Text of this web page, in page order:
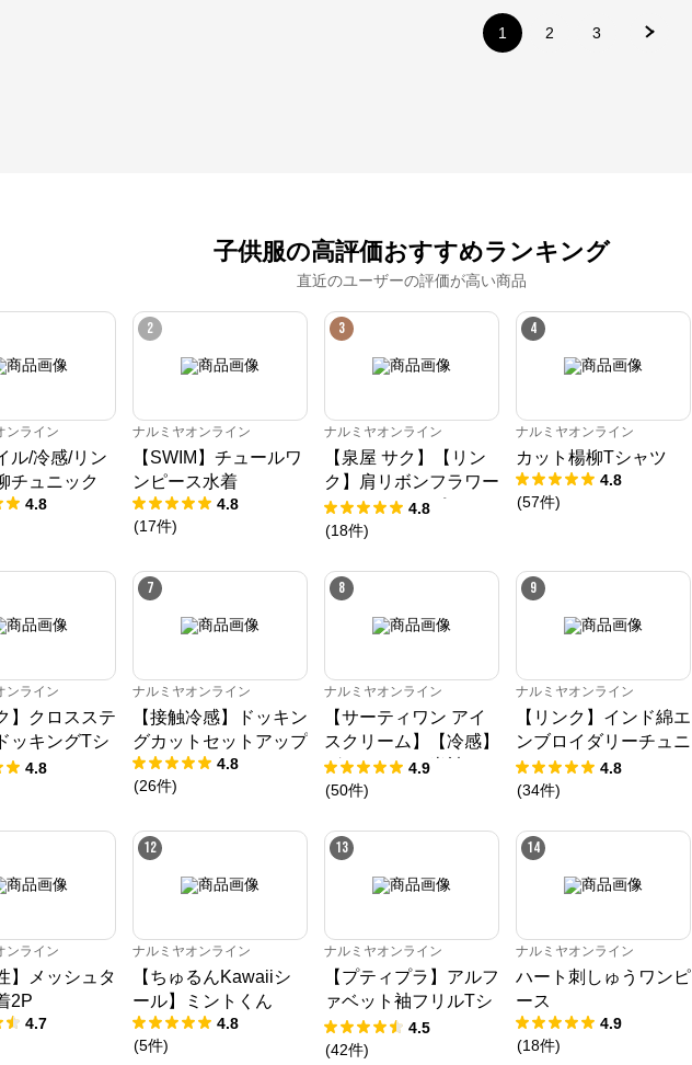
1 2 3
子供服の高評価おすすめランキング
直近のユーザーの評価が高い商品
ンライン
ル/冷感/リン
チュニック
4.8
2
ナルミヤオンライン
【SWIM】チュールワ
ンピース水着
4.8
(17件)
3
ナルミヤオンライン
【泉屋 サク】【リン
ク】肩リボンフラワー
キャットワンピース
4.8
(18件)
4
ナルミヤオンライン
カット楊柳Tシャツ
4.8
(57件)
ンライン
】クロスステ
ッキングTシ
4.8
7
ナルミヤオンライン
【接触冷感】ドッキン
グカットセットアップ
4.8
(26件)
8
ナルミヤオンライン
【サーティワン アイ
スクリーム】【冷感】
グラフィック半袖Tシ
ャツ
4.9
(50件)
9
ナルミヤオンライン
【リンク】インド綿エ
ンブロイダリーチュニ
ック
4.8
(34件)
ンライン
】メッシュタ
2P
4.7
12
ナルミヤオンライン
【ちゅるんKawaiiシ
ール】ミントくん
4.8
(5件)
13
ナルミヤオンライン
【プティプラ】アルフ
ァベット袖フリルTシ
ャツ
4.5
(42件)
14
ナルミヤオンライン
ハート刺しゅうワンピ
ース
4.9
(18件)
ン、ラブトキシック、アナスイミニ等、全ブランド、全商品をご覧いただけま